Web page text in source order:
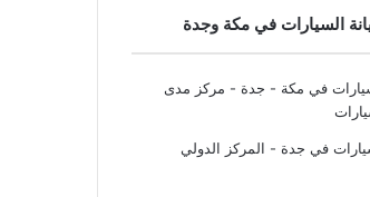
السيارات في مكة وجدة
في مكة - جدة - مركز مدى
في جدة - المركز الدولي